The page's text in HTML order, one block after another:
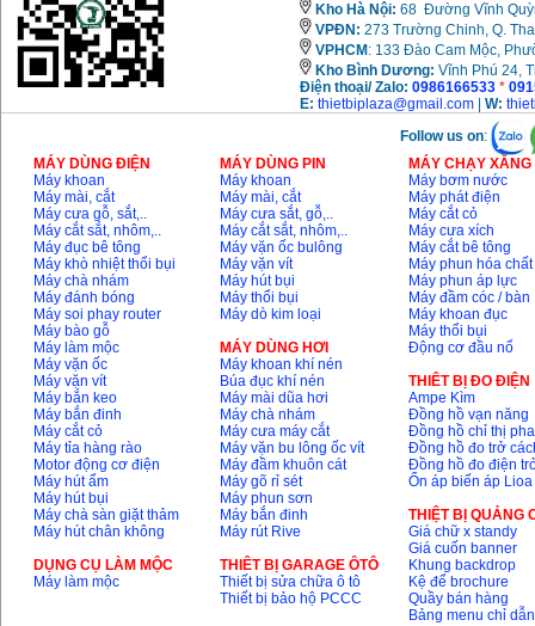
Kho Hà Nội: 68 Đường Vĩnh
VPĐN: 273 Trường Chinh, Q.
VPHCM : 133 Đào Cam Mộc,
Kho Bình Dương: Vĩnh Phú 24,
Điện thoại/ Zalo: 0986166533 *
E: thietbiplaza@gmail.com W:
Follow us on:
MÁY DÙNG ĐIỆN
Máy khoan
Máy mài, cắt
Máy cưa gỗ, sắt,..
Máy cắt sắt, nhôm,..
Máy đục bê tông
Máy khò nhiệt thổi bụi
Máy chà nhám
Máy đánh bóng
Máy soi phay router
Máy bào gỗ
Máy làm mộc
Máy vặn ốc
Máy vặn vít
Máy bắn keo
Máy bắn đinh
Máy cắt cỏ
Máy tỉa hàng rào
Motor động cơ điện
Máy hút ẩm
Máy hút bụi
Máy chà sàn giặt thảm
Máy hút chân không
DỤNG CỤ LÀM MỘC
Máy làm mộc
MÁY DÙNG PIN
Máy khoan
Máy mài, cắt
Máy cưa sắt, gỗ,..
Máy cắt sắt, nhôm,..
Máy vặn ốc bulông
Máy vặn vít
Máy hút bụi
Máy thổi bụi
Máy dò kim loại
MÁY DÙNG HƠI
Máy khoan khí nén
Búa đục khí nén
Máy mài dũa hơi
Máy chà nhám
Máy cưa máy cắt
Máy vặn bu lông ốc vít
Máy đầm khuôn cát
Máy gõ rỉ sét
Máy phun sơn
Máy bắn đinh
Máy rút Rive
THIÊT BỊ GARAGE ÔTÔ
Thiết bị sửa chữa ô tô
Thiết bị bảo hộ PCCC
MÁY CHẠY
Máy bơm nước
Máy phát điện
Máy cắt cỏ
Máy cưa xích
Máy cắt bê tông
Máy phun hóa chất
Máy phun áp lực
Máy đầm cóc / bàn
Máy khoan đục
Máy thổi bụi
Động cơ đầu nổ
THIÊT BỊ ĐO ĐIỆN
Ampe Kìm
Đồng hồ vạn năng
Đồng hồ chỉ thị pha
Đồng hồ đo trở
Đồng hồ đo điện
Ổn áp biến áp Lioa
THIỆT BỊ QUẢNG
Giá chữ x standy
Giá cuốn banner
Khung backdrop
Kệ để brochure
Quầy bán hàng
Bảng menu chỉ dẫn